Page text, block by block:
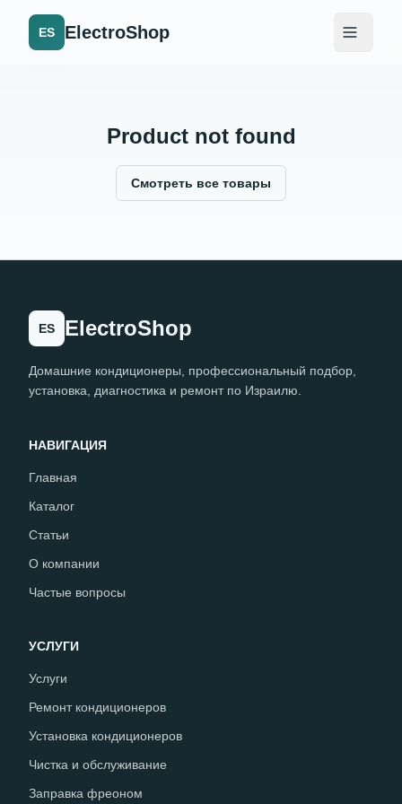
ES ElectroShop
Product not found
Смотреть все товары
ES ElectroShop
Домашние кондиционеры, профессиональный подбор,
установка, диагностика и ремонт по Израилю.
НАВИГАЦИЯ
Главная
Каталог
Статьи
О компании
Частые вопросы
УСЛУГИ
Услуги
Ремонт кондиционеров
Установка кондиционеров
Чистка и обслуживание
Заправка фреоном